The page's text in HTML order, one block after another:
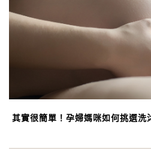
其實很簡單！孕婦媽咪如何挑選洗